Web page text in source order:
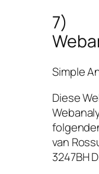
7)
Simple
Diese
van
3247BH